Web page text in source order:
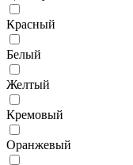
Красный
Белый
Желтый
Кремовый
Оранжевый